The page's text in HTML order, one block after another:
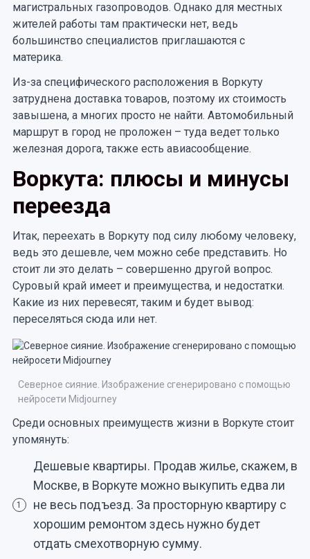
магистральных газопроводов. Однако для местных
жителей работы там практически нет, ведь
большинство специалистов приглашаются с
материка.
Из-за специфического расположения в Воркуту
затруднена доставка товаров, поэтому их стоимость
завышена, а многих просто не найти. Автомобильный
маршрут в город не проложен – туда ведет только
железная дорога, также есть авиасообщение.
Воркута: плюсы и минусы
переезда
Итак, переехать в Воркуту под силу любому человеку,
ведь это дешевле, чем можно себе представить. Но
стоит ли это делать – совершенно другой вопрос.
Суровый край имеет и преимущества, и недостатки.
Какие из них перевесят, таким и будет вывод:
переселяться сюда или нет.
Северное сияние. Изображение сгенерировано с помощью
нейросети Midjourney
Среди основных преимуществ жизни в Воркуте стоит
упомянуть:
1
Дешевые квартиры. Продав жилье, скажем, в
Москве, в Воркуте можно выкупить едва ли
не весь подъезд. За просторную квартиру с
хорошим ремонтом здесь нужно будет
отдать смехотворную сумму.